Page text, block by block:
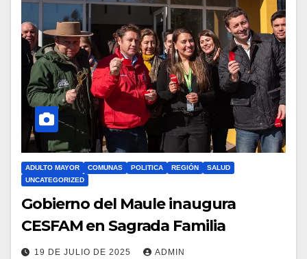
ADULTO MAYOR COMUNAS POLITICA REGIÓN
SALUD
UNCATEGORIZED
Gobierno del Maule inaugura
CESFAM en Sagrada Familia
19 DE JULIO DE 2025 ADMIN